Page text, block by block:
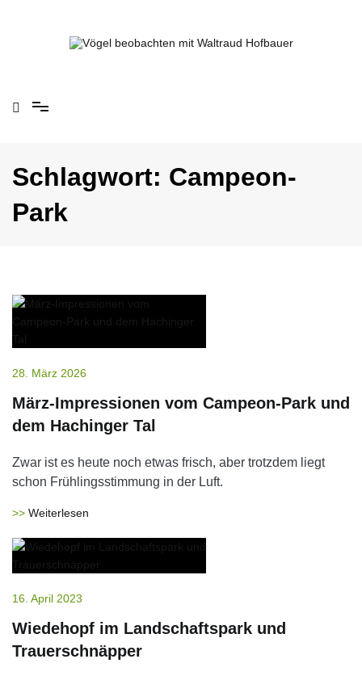
Schlagwort: Campeon-
Park
28. März 2026
März-Impressionen vom Campeon-Park und
dem Hachinger Tal
Zwar ist es heute noch etwas frisch, aber trotzdem liegt
schon Frühlingsstimmung in der Luft.
Weiterlesen
16. April 2023
Wiedehopf im Landschaftspark und
Trauerschnäpper